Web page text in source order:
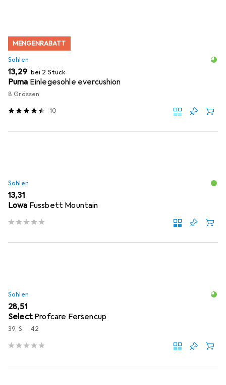
MENGENRABATT
Sohlen
EUR
13,29 bei 2 Stück
Puma Einlegesohle evercushion
8 Grössen
10
Sohlen
EUR
13,31
Lowa Fussbett Mountain
Sohlen
EUR
28,51
Select Profcare Fersencup
39, S 42